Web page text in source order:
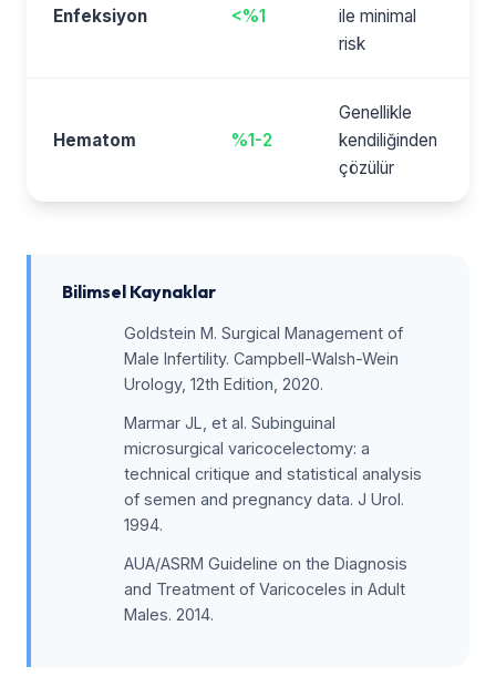
Enfeksiyon <%1
ile minimal
risk
Hematom %1-2
Genellikle
kendiliğinden
çözülür
Bilimsel Kaynaklar
Goldstein M. Surgical Management of
Male Infertility. Campbell-Walsh-Wein
Urology, 12th Edition, 2020.
Marmar JL, et al. Subinguinal
microsurgical varicocelectomy: a
technical critique and statistical analysis
of semen and pregnancy data. J Urol.
1994.
AUA/ASRM Guideline on the Diagnosis
and Treatment of Varicoceles in Adult
Males. 2014.